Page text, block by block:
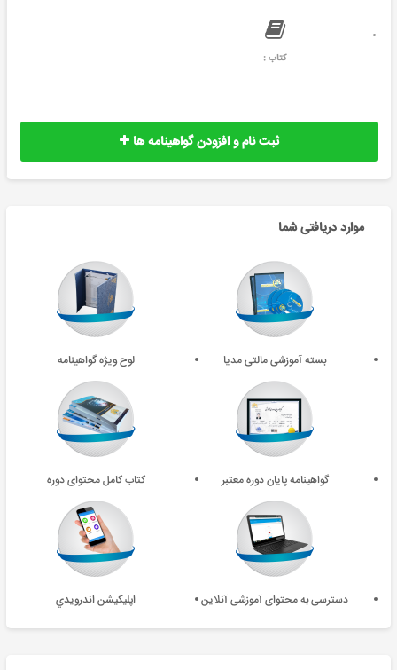
کتاب :
ثبت نام و افزودن گواهینامه ها
موارد دریافتی شما
بسته آموزشی مالتی مدیا لوح ویژه گواهینامه
گواهینامه پایان دوره معتبر کتاب کامل محتوای دوره
دسترسی به محتوای آموزشی آنلاین اپليکيشن اندرويدي